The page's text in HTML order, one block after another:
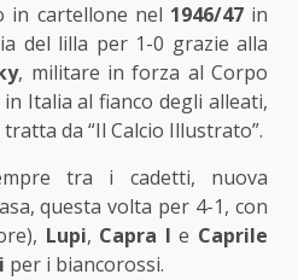
in cartellone nel 1946/47in
del lilla per 1-0 grazie alla
, militare in forza al Corpo
Italia al fianco degli alleati,
da “Il Calcio Illustrato”.
tra i cadetti, nuova
questa volta per 4-1, con
Lupi, Capra I e Caprile
per i biancorossi.